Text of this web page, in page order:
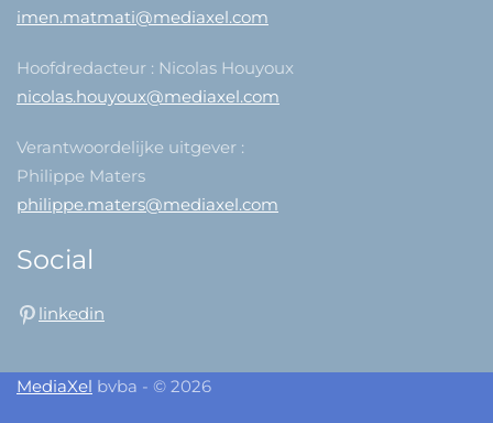
imen.matmati@mediaxel.com
Hoofdredacteur : Nicolas Houyoux
nicolas.houyoux@mediaxel.com
Verantwoordelijke uitgever :
Philippe Maters
philippe.maters@mediaxel.com
Social
linkedin
MediaXel bvba - © 2026